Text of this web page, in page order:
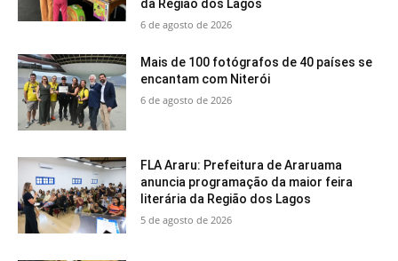
da Região dos Lagos
6 de agosto de 2026
Mais de 100 fotógrafos de 40 países se
encantam com Niterói
6 de agosto de 2026
FLA Araru: Prefeitura de Araruama
anuncia programação da maior feira
literária da Região dos Lagos
5 de agosto de 2026